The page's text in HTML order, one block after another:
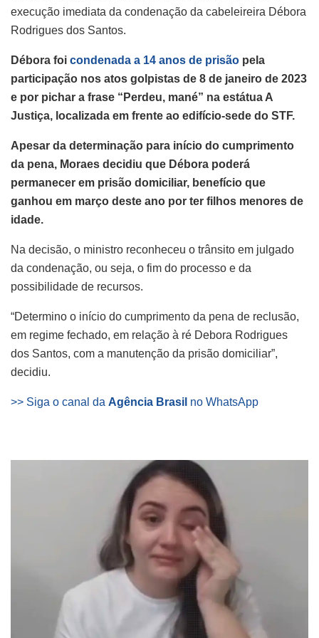
execução imediata da condenação da cabeleireira Débora
Rodrigues dos Santos.
Débora foi condenada a 14 anos de prisão pela
participação nos atos golpistas de 8 de janeiro de 2023
e por pichar a frase “Perdeu, mané” na estátua A
Justiça, localizada em frente ao edifício-sede do STF.
Apesar da determinação para início do cumprimento
da pena, Moraes decidiu que Débora poderá
permanecer em prisão domiciliar, benefício que
ganhou em março deste ano por ter filhos menores de
idade.
Na decisão, o ministro reconheceu o trânsito em julgado
da condenação, ou seja, o fim do processo e da
possibilidade de recursos.
“Determino o início do cumprimento da pena de reclusão,
em regime fechado, em relação à ré Debora Rodrigues
dos Santos, com a manutenção da prisão domiciliar”,
decidiu.
>> Siga o canal da Agência Brasil no WhatsApp